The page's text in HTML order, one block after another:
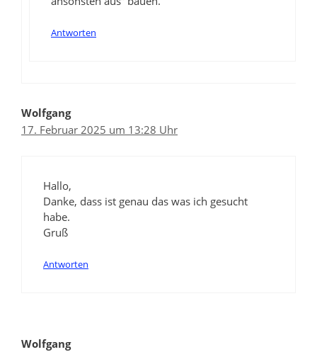
Antworten
Wolfgang
17. Februar 2025 um 13:28 Uhr
Hallo,
Danke, dass ist genau das was ich gesucht
habe.
Gruß
Antworten
Wolfgang